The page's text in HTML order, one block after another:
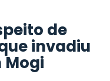
de
invadiu
Mogi